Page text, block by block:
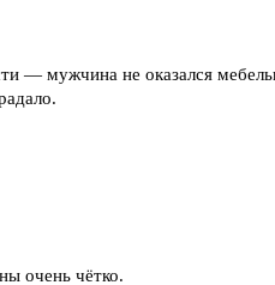
— мужчина не оказался
очень чётко.